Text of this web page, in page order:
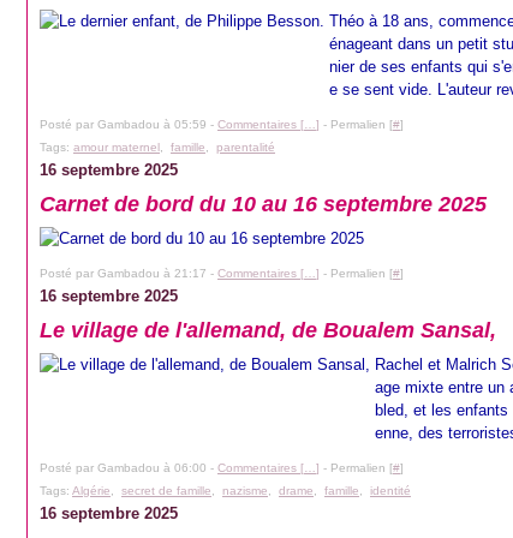
Théo à 18 ans,
énageant dans un petit
nier de ses enfants qui
e se sent vide. L'auteur
Posté par Gambadou à 05:59 - Commentaires [ ] - Permalien [#]
Tags: amour maternel famille parentalité
16 septembre 2025
Carnet de bord du 10 au 16 septembre 2025
Posté par Gambadou à 21:17 - Commentaires [ ] - Permalien [#]
16 septembre 2025
Le village de l'allemand, de Boualem Sansal,
Rachel et Malrich
age mixte entre un
bled, et les
enne, des
Posté par Gambadou à 06:00 - Commentaires [ ] - Permalien [#]
Tags: Algérie secret de famille nazisme drame famille identité
16 septembre 2025